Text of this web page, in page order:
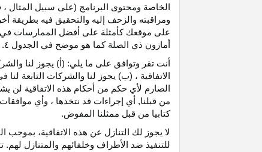
الخاصة ومحتوى البرنامج (على سبيل
ومراقبته والزحف إليه والتحقيق فيه بطريقة
على موقعك كأمثلة على أفضل الممارسات في
أمازون ذي الصلة كما هو موضح في الجدول ٤.
أنت تقر وتوافق على ما يلي: (أ) يجوز لنا
الاتفاقية ، (ب) يجوز لنا والشركات
الصارم لأي حكم من أحكام هذه الاتفاقية لن
من قبلنا, أي إجراءات قد نتخذها ، وأي
كتابيا من قبل ممثلنا المفوض.
لا يجوز لك التنازل عن هذه الاتفاقية،
للتنفيذ ضد الأطراف وخلفائهم والمتنازل